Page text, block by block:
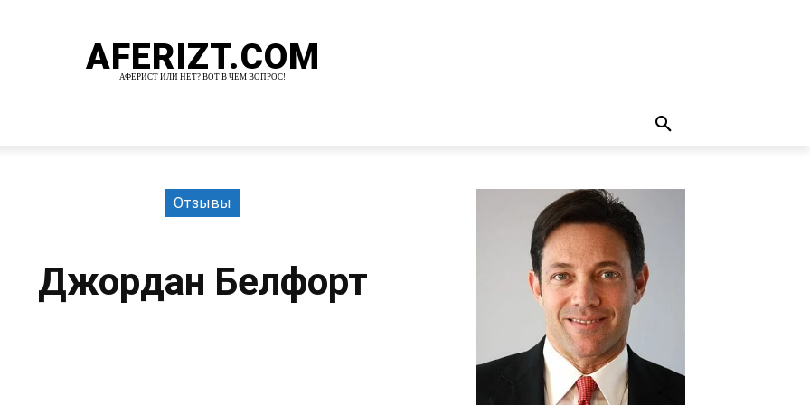
AFERIZT.COM
АФЕРИСТ ИЛИ НЕТ? ВОТ В ЧЕМ ВОПРОС!
Отзывы
Джордан Белфорт